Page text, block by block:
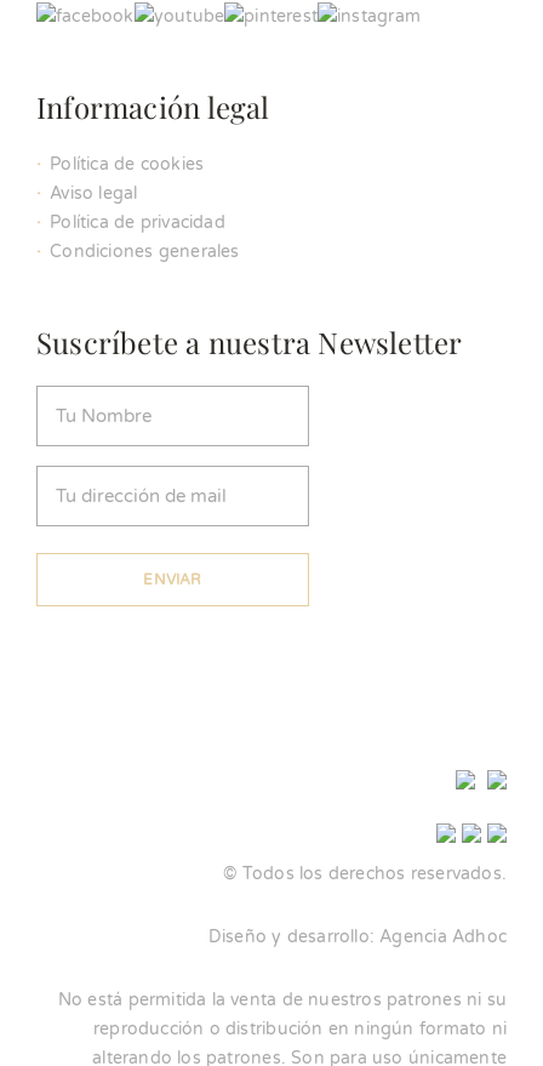
Información legal
Política de cookies
Aviso legal
Política de privacidad
Condiciones generales
Suscríbete a nuestra Newsletter
© Todos los derechos reservados.
Diseño y desarrollo: Agencia Adhoc
No está permitida la venta de nuestros patrones ni su
reproducción o distribución en ningún formato ni
alterando los patrones. Son para uso únicamente